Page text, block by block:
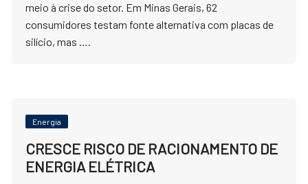
meio à crise do setor. Em Minas Gerais, 62
consumidores testam fonte alternativa com placas de
silício, mas ….
Energia
CRESCE RISCO DE RACIONAMENTO DE
ENERGIA ELÉTRICA